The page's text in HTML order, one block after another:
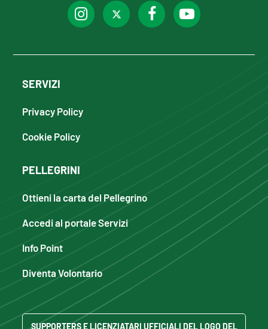
SERVIZI
Privacy Policy
Cookie Policy
PELLEGRINI
Ottieni la carta del Pellegrino
Accedi al portale Servizi
Info Point
Diventa Volontario
SUPPORTERS E LICENZIATARI UFFICIALI DEL LOGO DEL